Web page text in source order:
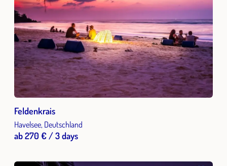
Feldenkrais
Havelsee, Deutschland
ab 270 € / 3 days